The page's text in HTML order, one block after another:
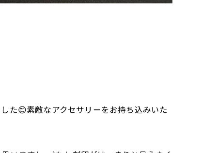
た😊素敵なアクセサリーをお持ち込みいた